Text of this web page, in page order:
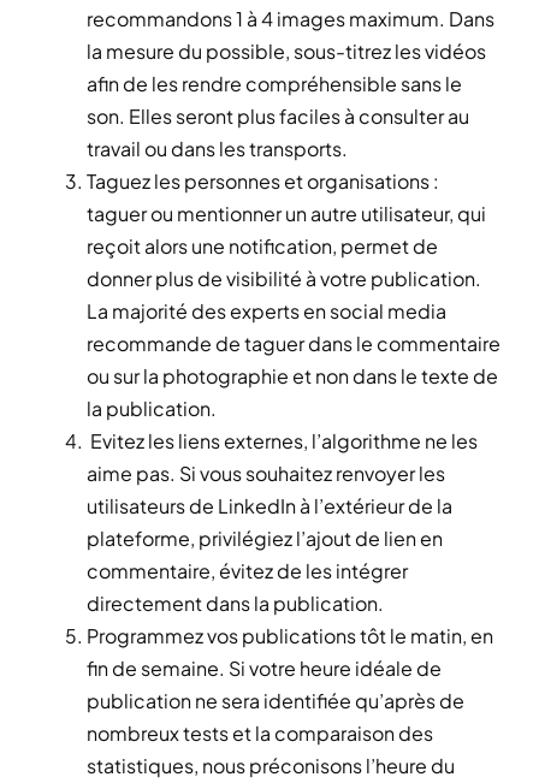
recommandons 1 à 4 images maximum. Dans
la mesure du possible, sous-titrez les vidéos
afin de les rendre compréhensible sans le
son. Elles seront plus faciles à consulter au
travail ou dans les transports.
Taguez les personnes et organisations :
taguer ou mentionner un autre utilisateur, qui
reçoit alors une notification, permet de
donner plus de visibilité à votre publication.
La majorité des experts en social media
recommande de taguer dans le commentaire
ou sur la photographie et non dans le texte de
la publication.
Evitez les liens externes, l’algorithme ne les
aime pas. Si vous souhaitez renvoyer les
utilisateurs de LinkedIn à l’extérieur de la
plateforme, privilégiez l’ajout de lien en
commentaire, évitez de les intégrer
directement dans la publication.
Programmez vos publications tôt le matin, en
fin de semaine. Si votre heure idéale de
publication ne sera identifiée qu’après de
nombreux tests et la comparaison des
statistiques, nous préconisons l’heure du